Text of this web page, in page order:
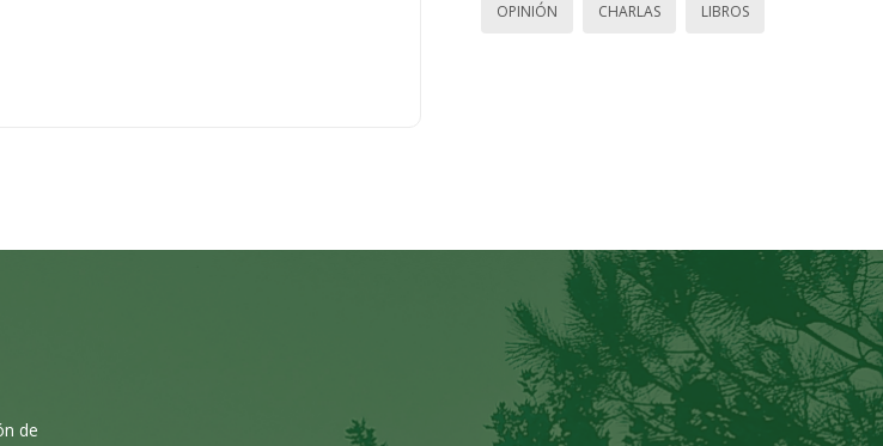
OPINIÓN CHARLAS LIBROS
de